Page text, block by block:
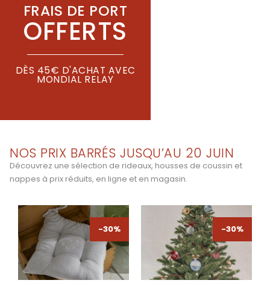
FRAIS DE PORT
OFFERTS
DÈS 45€ D'ACHAT AVEC
MONDIAL RELAY
NOS PRIX BARRÉS JUSQU’AU 20 JUIN
Découvrez une sélection de rideaux, housses de coussin et
nappes à prix réduits, en ligne et en magasin.
-30%
-30% -30%
-30%